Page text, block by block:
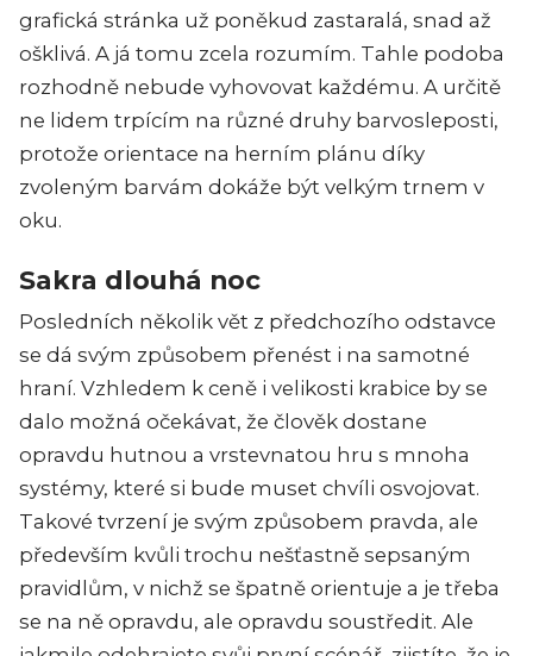
grafická stránka už poněkud zastaralá, snad až
ošklivá. A já tomu zcela rozumím. Tahle podoba
rozhodně nebude vyhovovat každému. A určitě
ne lidem trpícím na různé druhy barvosleposti,
protože orientace na herním plánu díky
zvoleným barvám dokáže být velkým trnem v
oku.
Sakra dlouhá noc
Posledních několik vět z předchozího odstavce
se dá svým způsobem přenést i na samotné
hraní. Vzhledem k ceně i velikosti krabice by se
dalo možná očekávat, že člověk dostane
opravdu hutnou a vrstevnatou hru s mnoha
systémy, které si bude muset chvíli osvojovat.
Takové tvrzení je svým způsobem pravda, ale
především kvůli trochu nešťastně sepsaným
pravidlům, v nichž se špatně orientuje a je třeba
se na ně opravdu, ale opravdu soustředit. Ale